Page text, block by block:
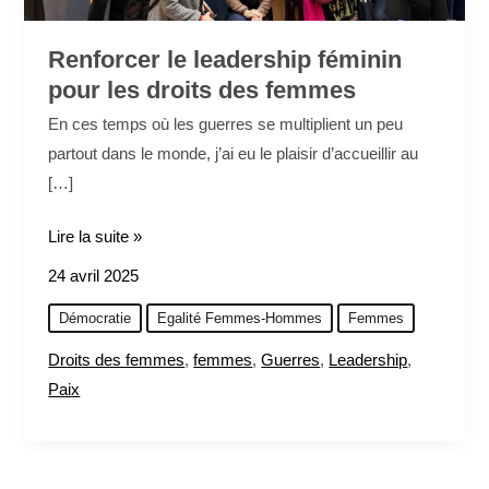
Renforcer le leadership féminin
pour les droits des femmes
En ces temps où les guerres se multiplient un peu
partout dans le monde, j’ai eu le plaisir d’accueillir au
[…]
Lire la suite »
24 avril 2025
Démocratie Egalité Femmes-Hommes Femmes
Droits des femmes,femmes,Guerres, Leadership,
Paix